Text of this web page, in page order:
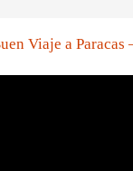
Viaje a Paracas